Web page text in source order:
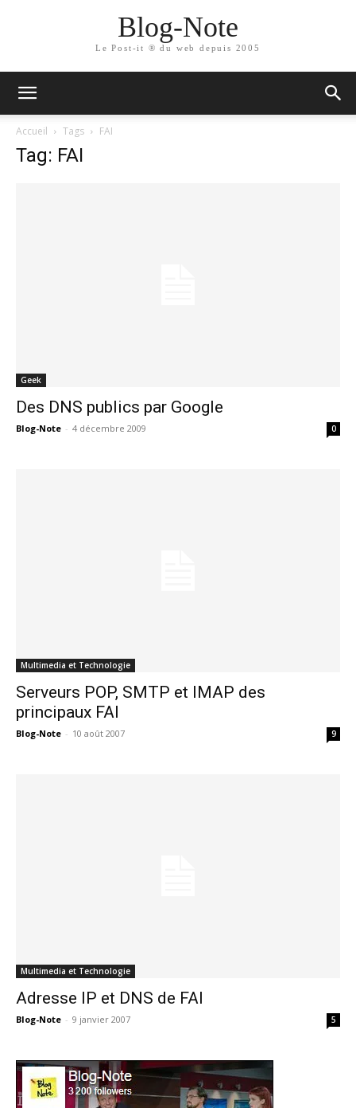
Blog-Note
Le Post-it ® du web depuis 2005
Accueil Tags FAI
Tag: FAI
Geek
Des DNS publics par Google
Blog-Note - 4 décembre 2009 0
Multimedia et Technologie
Serveurs POP, SMTP et IMAP des
principaux FAI
Blog-Note - 10 août 2007 9
Multimedia et Technologie
Adresse IP et DNS de FAI
Blog-Note - 9 janvier 2007 5